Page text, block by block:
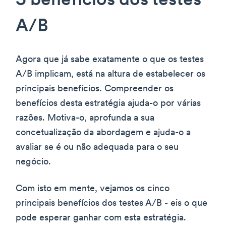
A/B
Agora que já sabe exatamente o que os testes
A/B implicam, está na altura de estabelecer os
principais benefícios. Compreender os
benefícios desta estratégia ajuda-o por várias
razões. Motiva-o, aprofunda a sua
concetualização da abordagem e ajuda-o a
avaliar se é ou não adequada para o seu
negócio.
Com isto em mente, vejamos os cinco
principais benefícios dos testes A/B - eis o que
pode esperar ganhar com esta estratégia.